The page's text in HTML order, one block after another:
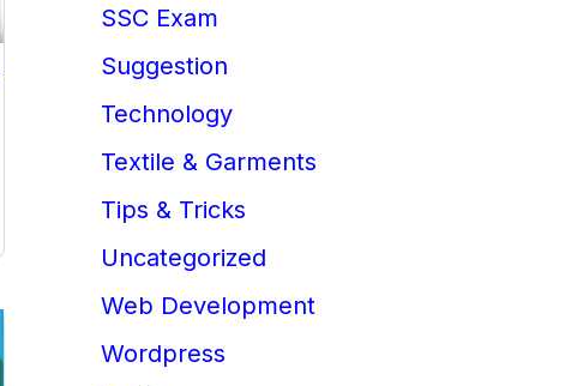
SSC Exam
Suggestion
Technology
Textile & Garments
Tips & Tricks
Uncategorized
Web Development
Wordpress